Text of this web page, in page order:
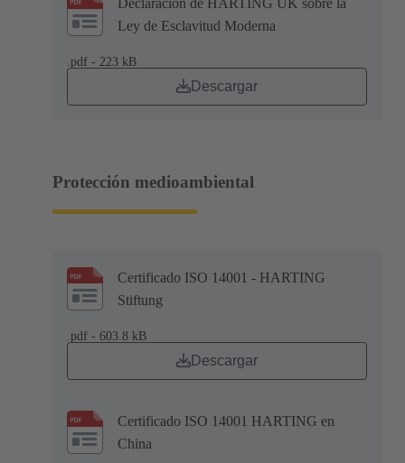
Ley de Esclavitud Moderna
.pdf - 223 kB
Descargar
Protección medioambiental
Certificado ISO 14001 - HARTING
Stiftung
.pdf - 603.8 kB
Descargar
Certificado ISO 14001 HARTING en
China